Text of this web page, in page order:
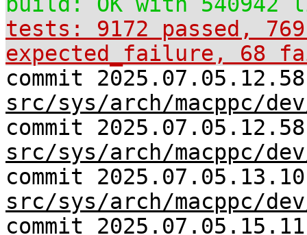
tests: 9172 passed,
expected_failure, 68
commit
src/sys/arch/macppc/
commit
src/sys/arch/macppc/
commit
src/sys/arch/macppc/
commit